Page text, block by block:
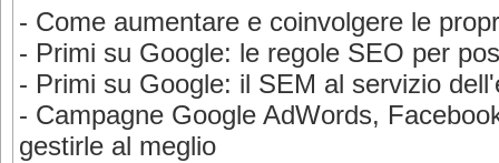
- Come aumentare e coinvolgere le
- Primi su Google: le regole SEO per
- Primi su Google: il SEM al servizio
- Campagne Google AdWords,
gestirle al meglio